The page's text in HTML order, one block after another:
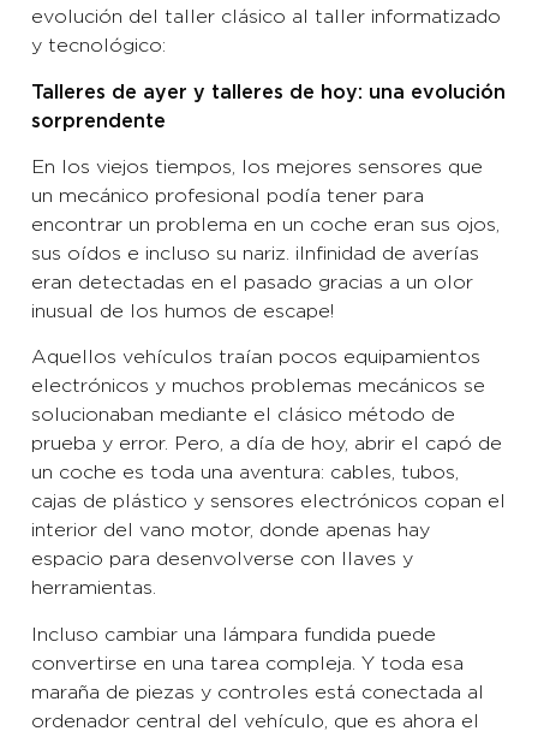
evolución del taller clásico al taller informatizado
y tecnológico:
Talleres de ayer y talleres de hoy: una evolución
sorprendente
En los viejos tiempos, los mejores sensores que
un mecánico profesional podía tener para
encontrar un problema en un coche eran sus ojos,
sus oídos e incluso su nariz. ¡Infinidad de averías
eran detectadas en el pasado gracias a un olor
inusual de los humos de escape!
Aquellos vehículos traían pocos equipamientos
electrónicos y muchos problemas mecánicos se
solucionaban mediante el clásico método de
prueba y error. Pero, a día de hoy, abrir el capó de
un coche es toda una aventura: cables, tubos,
cajas de plástico y sensores electrónicos copan el
interior del vano motor, donde apenas hay
espacio para desenvolverse con llaves y
herramientas.
Incluso cambiar una lámpara fundida puede
convertirse en una tarea compleja. Y toda esa
maraña de piezas y controles está conectada al
ordenador central del vehículo, que es ahora el